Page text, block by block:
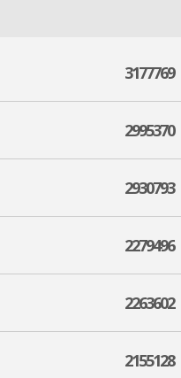
3177769
2995370
2930793
2279496
2263602
2155128